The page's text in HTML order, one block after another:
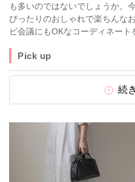
も多いのではないでしょうか。
ぴったりのおしゃれで楽ちんな
ビ会議にもOKなコーディネー
Pick up
続